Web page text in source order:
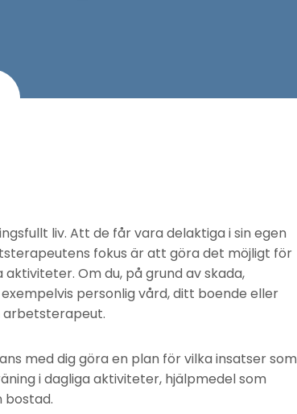
liv. Att de får vara delaktiga i sin egen
fokus är att göra det möjligt för
Om du, på grund av skada,
personlig vård, ditt boende eller
arbetsterapeut.
med dig göra en plan för vilka insatser som
i dagliga aktiviteter, hjälpmedel som
bostad.